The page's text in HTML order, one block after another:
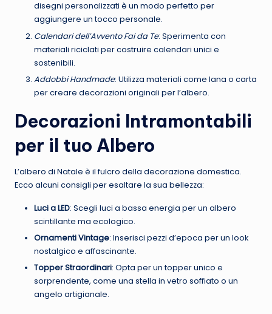
disegni personalizzati è un modo perfetto per
aggiungere un tocco personale.
Calendari dell’Avvento Fai da Te: Sperimenta con
materiali riciclati per costruire calendari unici e
sostenibili.
Addobbi Handmade: Utilizza materiali come lana o carta
per creare decorazioni originali per l’albero.
Decorazioni Intramontabili
per il tuo Albero
L’albero di Natale è il fulcro della decorazione domestica.
Ecco alcuni consigli per esaltare la sua bellezza:
Luci a LED: Scegli luci a bassa energia per un albero
scintillante ma ecologico.
Ornamenti Vintage: Inserisci pezzi d’epoca per un look
nostalgico e affascinante.
Topper Straordinari: Opta per un topper unico e
sorprendente, come una stella in vetro soffiato o un
angelo artigianale.